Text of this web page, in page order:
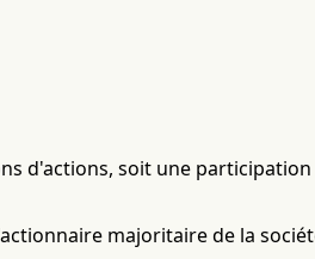
d'actions, soit une participation
majoritaire de la